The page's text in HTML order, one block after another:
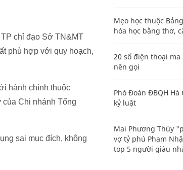
chỉ đạo Sở TN&MT
phù hợp với quy hoạch,
hành chính thuộc
của Chi nhánh Tổng
sai mục đích, không
Mẹo học thuộc
hóa học bằng thơ,
20 số điện thoại
nên gọi
Phó Đoàn ĐBQH
kỷ luật
Mai Phương Thúy
vợ tỷ phú Phạm
top 5 người giàu